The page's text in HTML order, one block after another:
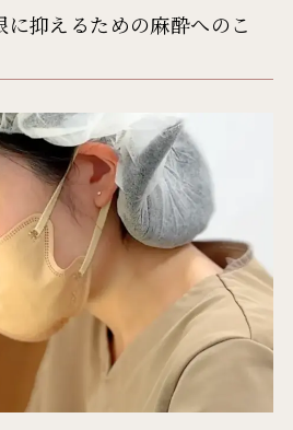
に抑えるための麻酔へのこ